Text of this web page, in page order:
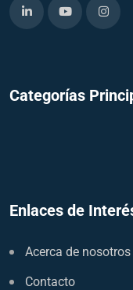
Categorías
Enlaces de
Acerca de nosotros
Contacto